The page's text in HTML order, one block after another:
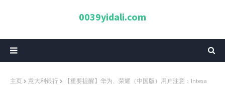
0039yidali.com
主页 意大利银行
【重要提醒】华为、荣耀（中国版）用户注意：Intesa